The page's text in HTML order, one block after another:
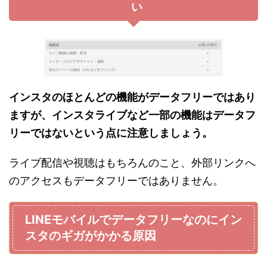
い
インスタのほとんどの機能がデータフリーではあり
ますが、インスタライブなど一部の機能はデータフ
リーではないという点に注意しましょう。
ライブ配信や視聴はもちろんのこと、外部リンクへ
のアクセスもデータフリーではありません。
LINEモバイルでデータフリーなのにイン
スタのギガがかかる原因